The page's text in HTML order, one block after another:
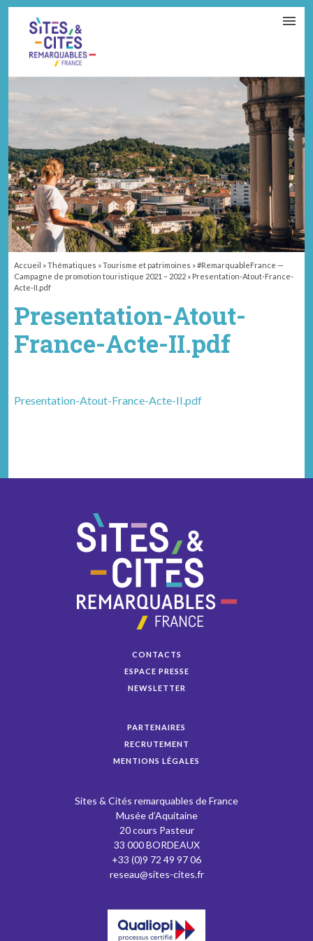
Accueil »Thématiques »Tourisme et patrimoines »#RemarquableFrance —
Campagne de promotion touristique 2021 – 2022 » Presentation-Atout-France-
Acte-II.pdf
Presentation-Atout-
France-Acte-II.pdf
Presentation-Atout-France-Acte-II.pdf
CONTACTS
ESPACE PRESSE
NEWSLETTER
PARTENAIRES
RECRUTEMENT
MENTIONS LÉGALES
Sites & Cités remarquables de France
Musée d’Aquitaine
20 cours Pasteur
33 000 BORDEAUX
+33 (0)9 72 49 97 06
reseau@sites-cites.fr